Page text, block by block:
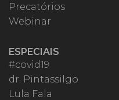
Precatórios
Webinar
ESPECIAIS
#covid19
dr. Pintassilgo
Lula Fala